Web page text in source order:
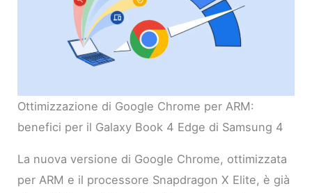
Ottimizzazione di Google Chrome per ARM:
benefici per il Galaxy Book 4 Edge di Samsung 4
La nuova versione di Google Chrome, ottimizzata
per ARM e il processore Snapdragon X Elite, è già